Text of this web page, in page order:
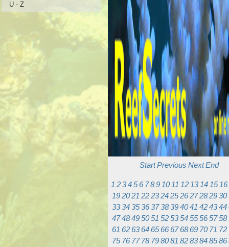
U - Z
Start Previous Next End
1 2345 6 789 10 11 12 13 14 15 16
19 20 21 22 23 24 25 26 27 28 29 30
33 34 35 36 37 38 39 40 41 42 43 44
47 48 49 50 51 52 53 54 55 56 57 58
61 62 63 64 65 66 67 68 69 70 71 72
75 76 77 78 79 80 81 82 83 84 85 86